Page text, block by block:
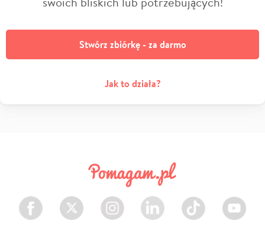
Stwórz zbiórkę - za darmo
Jak to działa?
Facebook Twitter Instagram LinkedIn TikTok Youtube